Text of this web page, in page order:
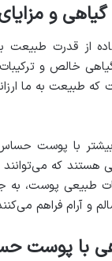
و
از قدرت طبیعت
خالص و
طبیعت به ما
بیشتر با پوست
هستند که
طبیعی پوست،
و آرام فراهم
با پوست